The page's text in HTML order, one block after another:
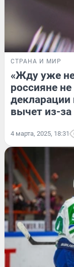
СТРАНА И МИР
«Жду уже
россияне
декларации
вычет из-
4 марта, 2025, 18:31